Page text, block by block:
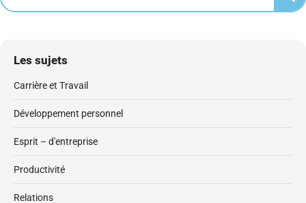
Les sujets
Carrière et Travail
Développement personnel
Esprit – d'entreprise
Productivité
Relations